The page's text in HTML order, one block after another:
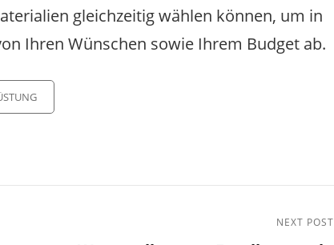
gleichzeitig wählen können, um in
Ihren Wünschen sowie Ihrem Budget ab.
NEXT POST